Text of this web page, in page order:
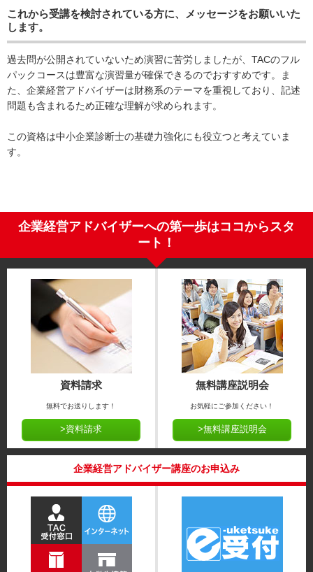
これから受講を検討されている方に、メッセージをお願いいた
します。
過去問が公開されていないため演習に苦労しましたが、TACのフル
パックコースは豊富な演習量が確保できるのでおすすめです。ま
た、企業経営アドバイザーは財務系のテーマを重視しており、記述
問題も含まれるため正確な理解が求められます。
この資格は中小企業診断士の基礎力強化にも役立つと考えていま
す。
企業経営アドバイザーへの第一歩はココからスタ
ート！
資料請求
無料でお送りします！
>資料請求
無料講座説明会
お気軽にご参加ください！
>無料講座説明会
企業経営アドバイザー講座のお申込み